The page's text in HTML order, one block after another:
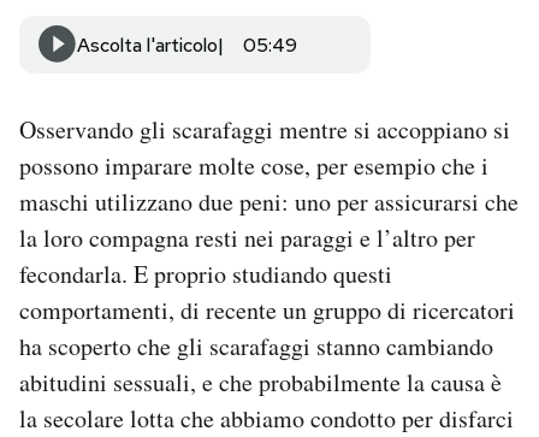
SHOP
CALENDARIO
AREA PERSONALE
Area Personale
Notifiche mobile
Regala il Post
Hai bisogno di aiuto?
Esci
Ascolta l'articolo 05:49
Osservando gli scarafaggi mentre si accoppiano si
possono imparare molte cose, per esempio che i
maschi utilizzano due peni: uno per assicurarsi che
la loro compagna resti nei paraggi e l’altro per
fecondarla. E proprio studiando questi
comportamenti, di recente un gruppo di ricercatori
ha scoperto che gli scarafaggi stanno cambiando
abitudini sessuali, e che probabilmente la causa è
la secolare lotta che abbiamo condotto per disfarci